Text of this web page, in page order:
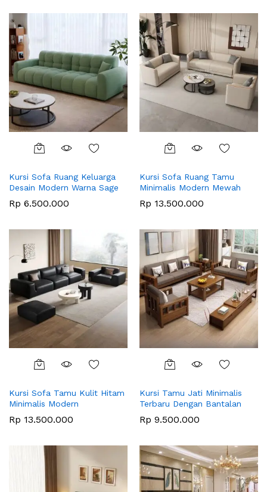
Kursi Sofa Ruang Keluarga
Desain Modern Warna Sage
Rp 6.500.000
Kursi Sofa Ruang Tamu
Minimalis Modern Mewah
Rp 13.500.000
Kursi Sofa Tamu Kulit Hitam
Minimalis Modern
Rp 13.500.000
Kursi Tamu Jati Minimalis
Terbaru Dengan Bantalan
Rp 9.500.000